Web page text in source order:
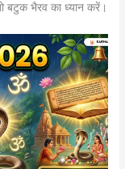
बटुक भैरव का ध्यान करें।